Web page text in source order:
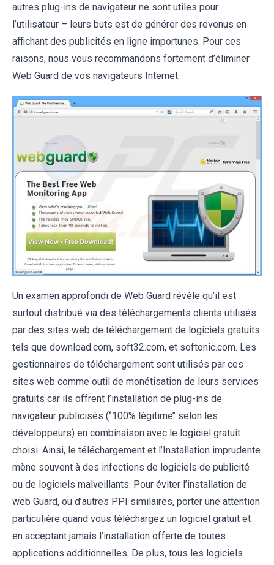
autres plug-ins de navigateur ne sont utiles pour
l’utilisateur – leurs buts est de générer des revenus en
affichant des publicités en ligne importunes. Pour ces
raisons, nous vous recommandons fortement d’éliminer
Web Guard de vos navigateurs Internet.
Un examen approfondi de Web Guard révèle qu’il est
surtout distribué via des téléchargements clients utilisés
par des sites web de téléchargement de logiciels gratuits
tels que download.com, soft32.com, et softonic.com. Les
gestionnaires de téléchargement sont utilisés par ces
sites web comme outil de monétisation de leurs services
gratuits car ils offrent l’installation de plug-ins de
navigateur publicisés (‘’100% légitime’’ selon les
développeurs) en combinaison avec le logiciel gratuit
choisi. Ainsi, le téléchargement et l’Installation imprudente
mène souvent à des infections de logiciels de publicité
ou de logiciels malveillants. Pour éviter l’installation de
web Guard, ou d’autres PPI similaires, porter une attention
particulière quand vous téléchargez un logiciel gratuit et
en acceptant jamais l’installation offerte de toutes
applications additionnelles. De plus, tous les logiciels